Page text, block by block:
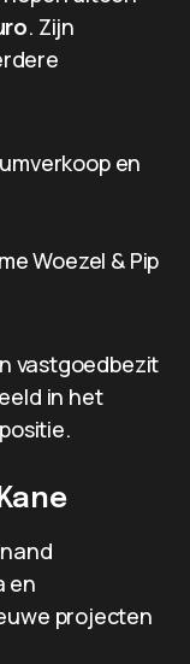
. Zijn
en
Woezel & Pip
vastgoedbezit
in het
en
projecten